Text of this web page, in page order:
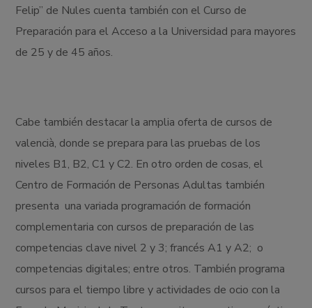
Felip” de Nules cuenta también con el Curso de
Preparación para el Acceso a la Universidad para mayores
de 25 y de 45 años.
Cabe también destacar la amplia oferta de cursos de
valencià, donde se prepara para las pruebas de los
niveles B1, B2, C1 y C2. En otro orden de cosas, el
Centro de Formación de Personas Adultas también
presenta una variada programación de formación
complementaria con cursos de preparación de las
competencias clave nivel 2 y 3; francés A1 y A2; o
competencias digitales; entre otros. También programa
cursos para el tiempo libre y actividades de ocio con la